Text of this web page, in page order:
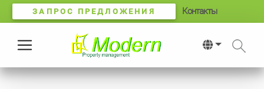
ЗАПРОС ПРЕДЛОЖЕНИЯ Контакты